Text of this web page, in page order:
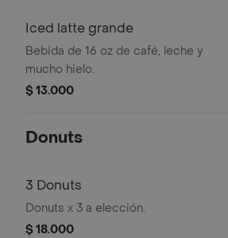
Iced latte grande
Bebida de 16 oz de café, leche y
mucho hielo.
$ 13.000
Donuts
3 Donuts
Donuts x 3 a elección.
$ 18.000